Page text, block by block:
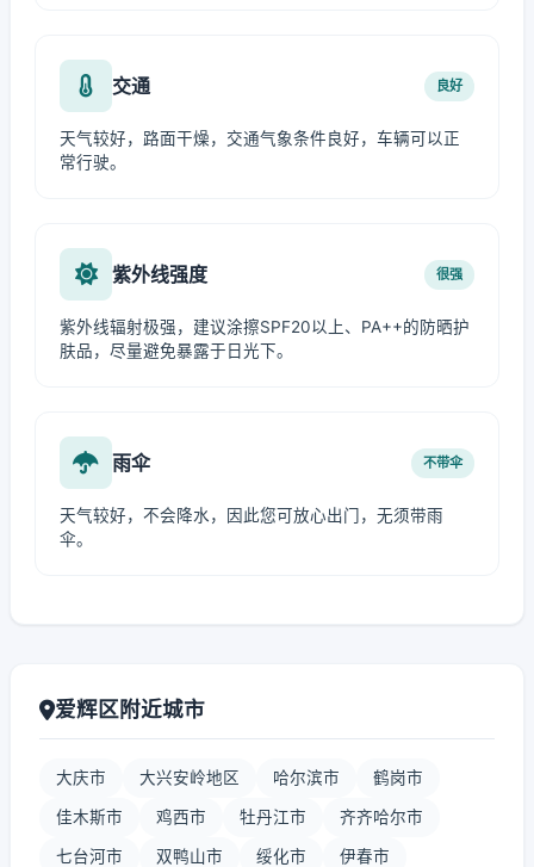
交通 良好
天气较好，路面干燥，交通气象条件良好，车辆可以正
常行驶。
紫外线强度 很强
紫外线辐射极强，建议涂擦SPF20以上、PA++的防晒护
肤品，尽量避免暴露于日光下。
雨伞 不带伞
天气较好，不会降水，因此您可放心出门，无须带雨
伞。
爱辉区附近城市
大庆市 大兴安岭地区 哈尔滨市 鹤岗市
佳木斯市 鸡西市 牡丹江市 齐齐哈尔市
七台河市 双鸭山市 绥化市 伊春市